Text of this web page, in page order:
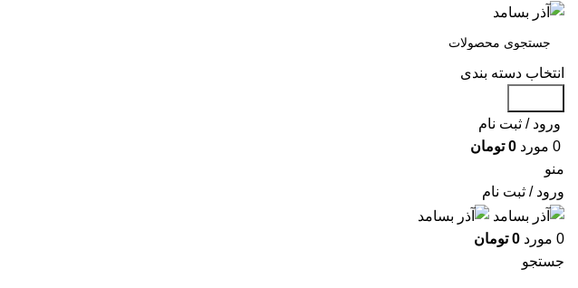
انتخاب دسته بندی
ورود / ثبت نام
0 مورد 0 تومان
منو
ورود / ثبت نام
0 مورد 0 تومان
جستجو